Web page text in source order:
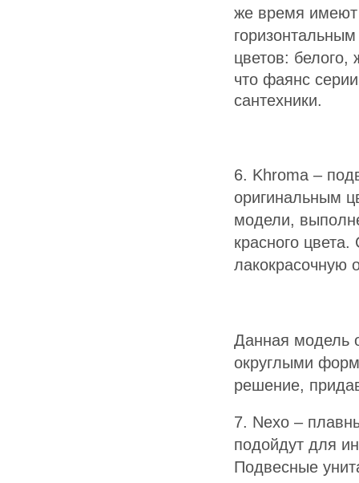
же время
цветов: белого,
что фаянс
сантехники.
6. Khroma –
оригинальным
модели,
красного
лакокрасочную
Данная модель
округлыми
решение,
7. Nexo –
подойдут для
Подвесные